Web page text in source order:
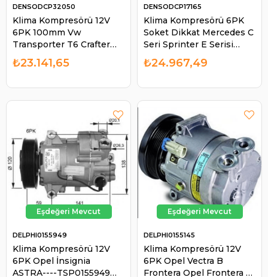
Klima Kompresörü 12V
6PK 100mm Vw
Transporter T6 Crafter
Amarok 2.0 TDI
DCP32050 DCP32077
DENSODCP32050
₺23.141,65
Klima Kompresörü 6PK
Soket Dikkat Mercedes C
Seri Sprinter E Serisi
2018- 7SAS17C-14623N |
DENSO DCP17165
DENSODCP17165
₺24.967,49
Klima Kompresörü 12V
6PK Opel İnsignia
ASTRA----TSP0155949
DELPHI0155949
Klima Kompresörü 12V
6PK Opel Vectra B
Frontera Opel Frontera B
DELPHI0155145